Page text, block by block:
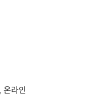
라인